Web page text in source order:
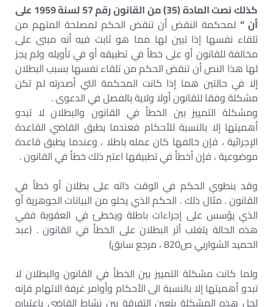
كذلك نصت المادة (35) من القانون رقم 57 لسنة 1959 على
أن “ لمحكمة النقض أن تنقض الحكم لمصلحة المتهم من
تلقاء نفسها إذا تبين لها مما هو ثابت فيه أنه مبنى على
مخالفة للقانون أو على خطأ في تطبيقه أو في تأويله ولم يجز
لها هذا النص أن تنقض الحكم من تلقاء نفسها بسبب البطلان
إلا في حالتين هما إذا كانت المحكمة التي أصدرته لم تكن
مشكلة وفقا للقانون أولا ولاية بالفصل في الدعوى .
ومشكلة التمييز بين الخطأ في القانون والبطلان لا تبدو
أهميتها إلا بالنسبة للأحكام فعندما يطبق القاضي القاعدة
الإجرائية ، فإن خالفها كان عمله باطلا ، وعندما يطبق قاعدة
موضوعية ، فإن أخطأ في تطبيقها اعتبر ذلك خطأ في القانون .
وقد ينطوي الحكم في الوقت ذاته على بطلان أو خطأ في
القانون . مثال ذلك . الحكم الذي يخلو من البيانات الجوهرية أو
الذي يؤسس على إجراءات باطلة ويخطئ في العقوبة ففي
هذه الحالة يتغلب أثر البطلان على الخطأ في القانون . (عبد
الحميد الشواربي ص820 ، مرجع سابق)
ولما كانت مشكلة التمييز بين الخطأ في القانون والبطلان لا
تبدو أهميتها إلا بالنسبة الى الأحكام وأوامر غرفة الاتهام فإنه
لحل هذه المشكلة يتعين التفرقة بين نشاط القاضي باعتباره